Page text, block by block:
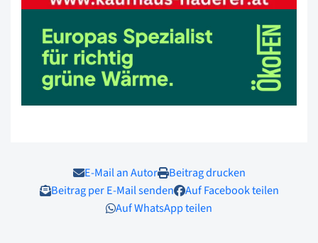
E-Mail an Autor
Beitrag drucken
Beitrag per E-Mail senden
Auf Facebook teilen
Auf WhatsApp teilen